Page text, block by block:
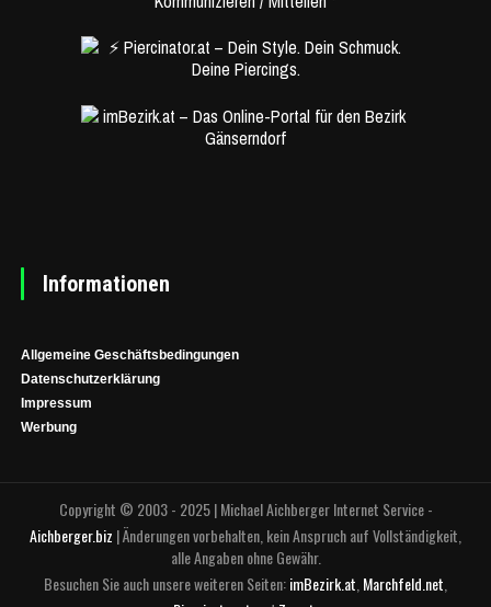
Informationen
Allgemeine Geschäftsbedingungen
Datenschutzerklärung
Impressum
Werbung
Copyright © 2003 - 2025 | Michael Aichberger Internet Service -
Aichberger.biz | Änderungen vorbehalten, kein Anspruch auf Vollständigkeit,
alle Angaben ohne Gewähr.
Besuchen Sie auch unsere weiteren Seiten:imBezirk.at Marchfeld.net